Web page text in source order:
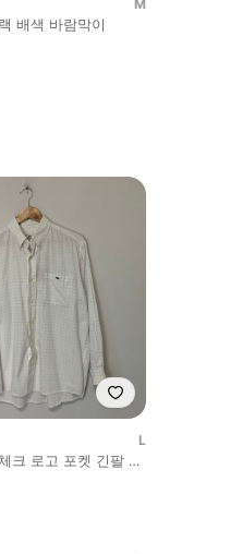
M
배색 바람막이
L
크 로고 포켓 긴팔 셔